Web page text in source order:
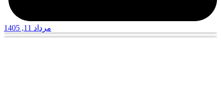
مرداد 11, 1405